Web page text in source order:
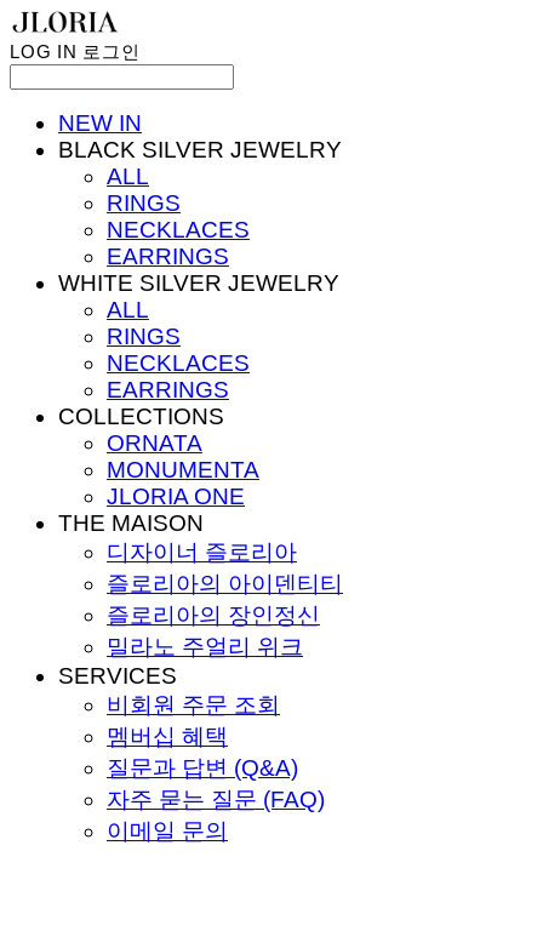
LOG IN 로그인
NEW IN
BLACK SILVER JEWELRY
ALL
RINGS
NECKLACES
EARRINGS
WHITE SILVER JEWELRY
ALL
RINGS
NECKLACES
EARRINGS
COLLECTIONS
ORNATA
MONUMENTA
JLORIA ONE
THE MAISON
디자이너 즐로리아
즐로리아의 아이덴티티
즐로리아의 장인정신
밀라노 주얼리 위크
SERVICES
비회원 주문 조회
멤버십 혜택
질문과 답변 (Q&A)
자주 묻는 질문 (FAQ)
이메일 문의